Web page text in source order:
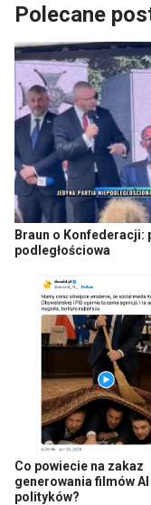
Polecane
Braun o Konfederacji:
podległościowa
Co powiecie na zakaz
generowania filmów
polityków?